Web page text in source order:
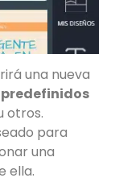
una nueva
otros.
para
una
ella.